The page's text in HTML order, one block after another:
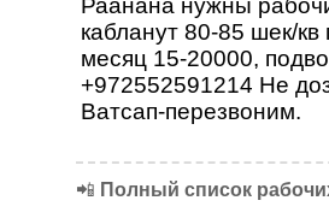
кабланут 80-85 шек/
месяц 15-20000,
+972552591214 Не
Ватсап-перезвоним.
📲 Полный список